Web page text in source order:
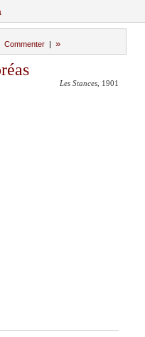
Commenter| »
Les Stances , 1901